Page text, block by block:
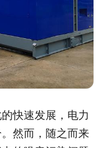
快速发展，电力
然而，随之而来